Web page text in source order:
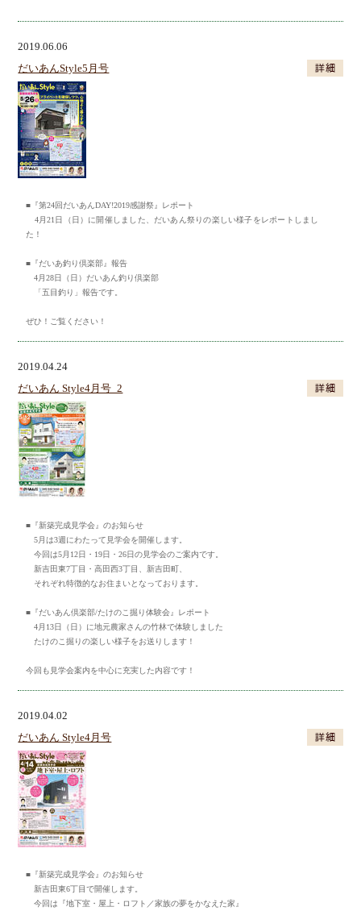
2019.06.06
だいあんStyle5月号
■『第24回だいあんDAY!2019感謝祭』レポート
4月21日（日）に開催しました、だいあん祭りの楽しい様子をレポートしまし
た！
■『だいあ釣り倶楽部』報告
4月28日（日）だいあん釣り倶楽部
「五目釣り」報告です。
ぜひ！ご覧ください！
2019.04.24
だいあん Style4月号_2
■『新築完成見学会』のお知らせ
5月は3週にわたって見学会を開催します。
今回は5月12日・19日・26日の見学会のご案内です。
新吉田東7丁目・高田西3丁目、新吉田町、
それぞれ特徴的なお住まいとなっております。
■『だいあん倶楽部/たけのこ掘り体験会』レポート
4月13日（日）に地元農家さんの竹林で体験しました
たけのこ掘りの楽しい様子をお送りします！
今回も見学会案内を中心に充実した内容です！
2019.04.02
だいあん Style4月号
■『新築完成見学会』のお知らせ
新吉田東6丁目で開催します。
今回は『地下室・屋上・ロフト／家族の夢をかなえた家』